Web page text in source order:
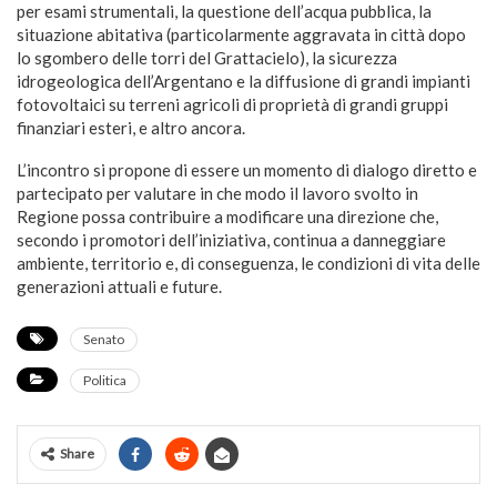
per esami strumentali, la questione dell’acqua pubblica, la
situazione abitativa (particolarmente aggravata in città dopo
lo sgombero delle torri del Grattacielo), la sicurezza
idrogeologica dell’Argentano e la diffusione di grandi impianti
fotovoltaici su terreni agricoli di proprietà di grandi gruppi
finanziari esteri, e altro ancora.
L’incontro si propone di essere un momento di dialogo diretto e
partecipato per valutare in che modo il lavoro svolto in
Regione possa contribuire a modificare una direzione che,
secondo i promotori dell’iniziativa, continua a danneggiare
ambiente, territorio e, di conseguenza, le condizioni di vita delle
generazioni attuali e future.
Senato
Politica
Share